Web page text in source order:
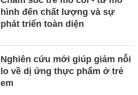
hình đến chất lượng và sự
phát triển toàn diện
Nghiên cứu mới giúp giảm nỗi
lo về dị ứng thực phẩm ở trẻ
em